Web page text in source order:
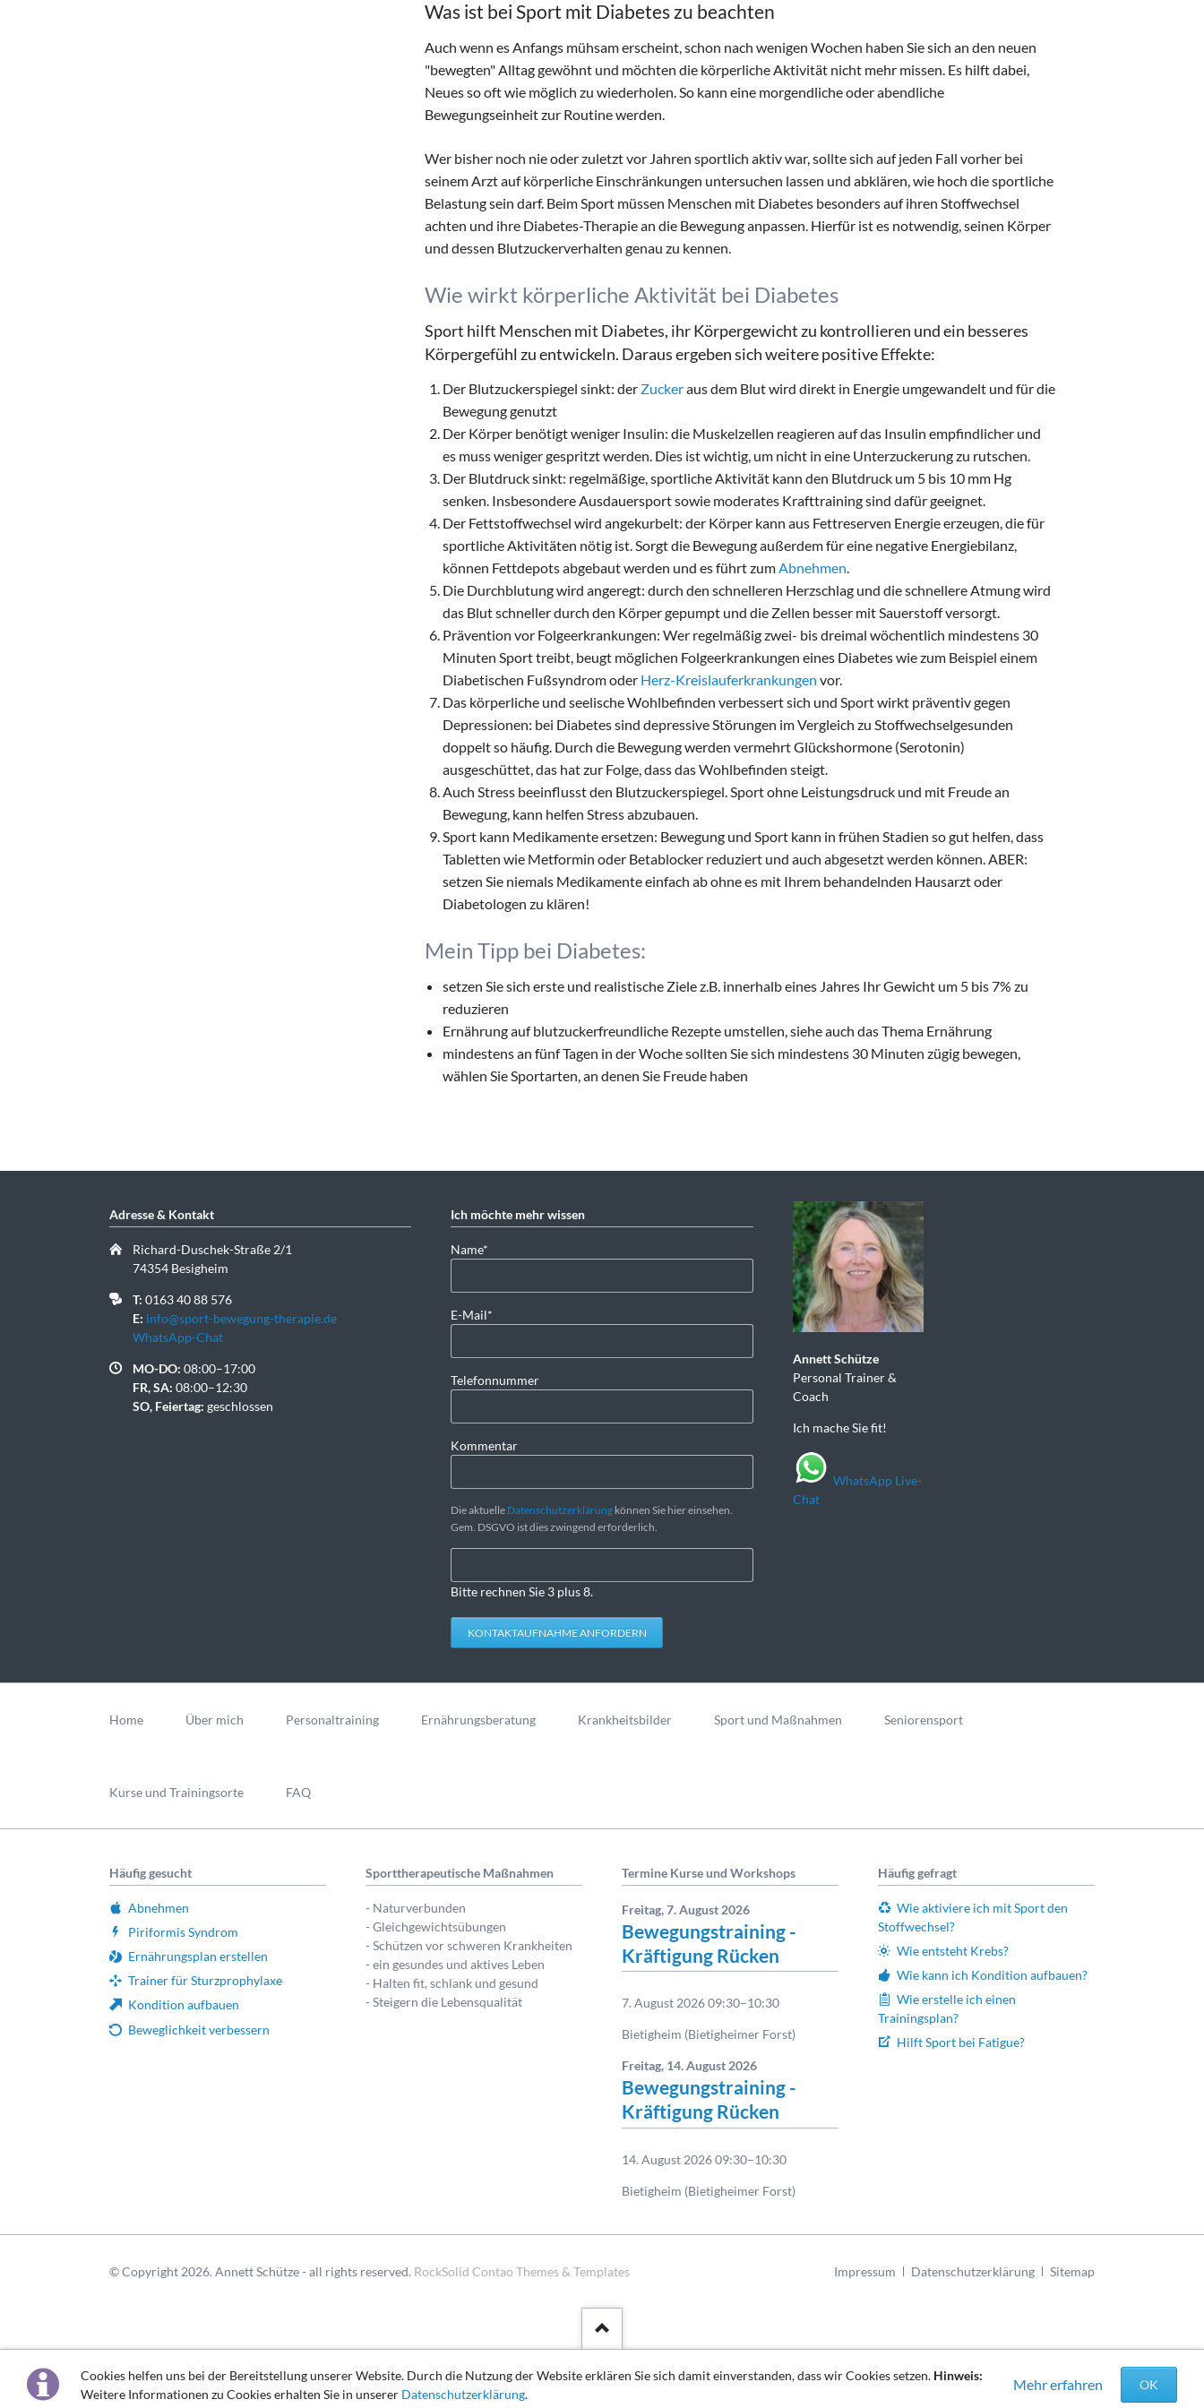
Cookies helfen uns bei der Bereitstellung unserer Website. Durch die Nutzung der Website erklären Sie sich damit einverstanden, dass wir Cookies setzen. Hinweis:
Weitere Informationen zu Cookies erhalten Sie in unserer Datenschutzerklärung.
Mehr erfahren OK
Was ist bei Sport mit Diabetes zu beachten
Auch wenn es Anfangs mühsam erscheint, schon nach wenigen Wochen haben Sie sich an den neuen
"bewegten" Alltag gewöhnt und möchten die körperliche Aktivität nicht mehr missen. Es hilft dabei,
Neues so oft wie möglich zu wiederholen. So kann eine morgendliche oder abendliche
Bewegungseinheit zur Routine werden.
Wer bisher noch nie oder zuletzt vor Jahren sportlich aktiv war, sollte sich auf jeden Fall vorher bei
seinem Arzt auf körperliche Einschränkungen untersuchen lassen und abklären, wie hoch die sportliche
Belastung sein darf. Beim Sport müssen Menschen mit Diabetes besonders auf ihren Stoffwechsel
achten und ihre Diabetes-Therapie an die Bewegung anpassen. Hierfür ist es notwendig, seinen Körper
und dessen Blutzuckerverhalten genau zu kennen.
Wie wirkt körperliche Aktivität bei Diabetes
Sport hilft Menschen mit Diabetes, ihr Körpergewicht zu kontrollieren und ein besseres
Körpergefühl zu entwickeln. Daraus ergeben sich weitere positive Effekte:
Der Blutzuckerspiegel sinkt: der Zuckeraus dem Blut wird direkt in Energie umgewandelt und für die
Bewegung genutzt
Der Körper benötigt weniger Insulin: die Muskelzellen reagieren auf das Insulin empfindlicher und
es muss weniger gespritzt werden. Dies ist wichtig, um nicht in eine Unterzuckerung zu rutschen.
Der Blutdruck sinkt: regelmäßige, sportliche Aktivität kann den Blutdruck um 5 bis 10 mm Hg
senken. Insbesondere Ausdauersport sowie moderates Krafttraining sind dafür geeignet.
Der Fettstoffwechsel wird angekurbelt: der Körper kann aus Fettreserven Energie erzeugen, die für
sportliche Aktivitäten nötig ist. Sorgt die Bewegung außerdem für eine negative Energiebilanz,
können Fettdepots abgebaut werden und es führt zum Abnehmen
Die Durchblutung wird angeregt: durch den schnelleren Herzschlag und die schnellere Atmung wird
das Blut schneller durch den Körper gepumpt und die Zellen besser mit Sauerstoff versorgt.
Prävention vor Folgeerkrankungen: Wer regelmäßig zwei- bis dreimal wöchentlich mindestens 30
Minuten Sport treibt, beugt möglichen Folgeerkrankungen eines Diabetes wie zum Beispiel einem
Diabetischen Fußsyndrom oder Herz-Kreislauferkrankungen vor.
Das körperliche und seelische Wohlbefinden verbessert sich und Sport wirkt präventiv gegen
Depressionen: bei Diabetes sind depressive Störungen im Vergleich zu Stoffwechselgesunden
doppelt so häufig. Durch die Bewegung werden vermehrt Glückshormone (Serotonin)
ausgeschüttet, das hat zur Folge, dass das Wohlbefinden steigt.
Auch Stress beeinflusst den Blutzuckerspiegel. Sport ohne Leistungsdruck und mit Freude an
Bewegung, kann helfen Stress abzubauen.
Sport kann Medikamente ersetzen: Bewegung und Sport kann in frühen Stadien so gut helfen, dass
Tabletten wie Metformin oder Betablocker reduziert und auch abgesetzt werden können. ABER:
setzen Sie niemals Medikamente einfach ab ohne es mit Ihrem behandelnden Hausarzt oder
Diabetologen zu klären!
Mein Tipp bei Diabetes:
setzen Sie sich erste und realistische Ziele z.B. innerhalb eines Jahres Ihr Gewicht um 5 bis 7% zu
reduzieren
Ernährung auf blutzuckerfreundliche Rezepte umstellen, siehe auch das Thema Ernährung
mindestens an fünf Tagen in der Woche sollten Sie sich mindestens 30 Minuten zügig bewegen,
wählen Sie Sportarten, an denen Sie Freude haben
Adresse & Kontakt
Richard-Duschek-Straße 2/1
74354 Besigheim
T:0163 40 88 576
E: info@sport-bewegung-therapie.de
WhatsApp-Chat
MO-DO: 08:00–17:00
FR, SA: 08:00–12:30
SO, Feiertag: geschlossen
Ich möchte mehr wissen
Pflichtfeld
Name*
Pflichtfeld
E-Mail*
Telefonnummer
Kommentar
Die aktuelle Datenschutzerklärung können Sie hier einsehen.
Gem. DSGVO ist dies zwingend erforderlich.
Bitte rechnen Sie 3 plus 8.
KONTAKTAUFNAHME ANFORDERN
Annett Schütze
Personal Trainer &
Coach
Ich mache Sie fit!
WhatsApp Live-
Chat
Home Über mich Personaltraining Ernährungsberatung Krankheitsbilder Sport und Maßnahmen Seniorensport
Kurse und Trainingsorte FAQ
Häufig gesucht
Abnehmen
Piriformis Syndrom
Ernährungsplan erstellen
Trainer für Sturzprophylaxe
Kondition aufbauen
Beweglichkeit verbessern
Sporttherapeutische Maßnahmen
- Naturverbunden
- Gleichgewichtsübungen
- Schützen vor schweren Krankheiten
- ein gesundes und aktives Leben
- Halten fit, schlank und gesund
- Steigern die Lebensqualität
Termine Kurse und Workshops
Freitag,7. August 2026
Bewegungstraining -
Kräftigung Rücken
7. August 2026 09:30–10:30
Bietigheim (Bietigheimer Forst)
Freitag, 14. August 2026
Bewegungstraining -
Kräftigung Rücken
14. August 2026 09:30–10:30
Bietigheim (Bietigheimer Forst)
Häufig gefragt
Wie aktiviere ich mit Sport den
Stoffwechsel?
Wie entsteht Krebs?
Wie kann ich Kondition aufbauen?
Wie erstelle ich einen
Trainingsplan?
Hilft Sport bei Fatigue?
© Copyright 2026. Annett Schütze - all rights reserved. RockSolid Contao Themes & Templates
Navigation
Impressum Datenschutzerklärung Sitemap